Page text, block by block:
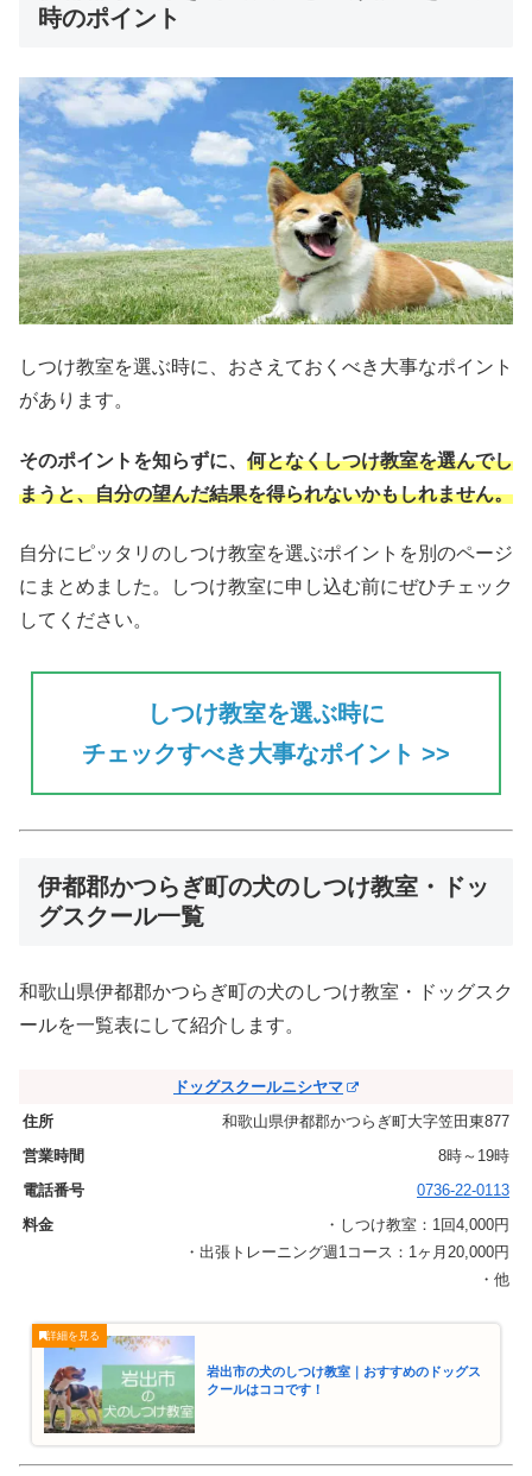
時のポイント
しつけ教室を選ぶ時に、おさえておくべき大事なポイント
があります。
そのポイントを知らずに、 何となくしつけ教室を選んでし
まうと、自分の望んだ結果を得られないかもしれません。
自分にピッタリのしつけ教室を選ぶポイントを別のページ
にまとめました。しつけ教室に申し込む前にぜひチェック
してください。
しつけ教室を選ぶ時に
チェックすべき大事なポイント >>
伊都郡かつらぎ町の犬のしつけ教室・ドッ
グスクール一覧
和歌山県伊都郡かつらぎ町の犬のしつけ教室・ドッグスク
ールを一覧表にして紹介します。
ドッグスクールニシヤマ
和歌山県伊都郡かつらぎ町大字笠田東877
8時～19時
0736-22-0113
・しつけ教室：1回4,000円
・出張トレーニング週1コース：1ヶ月20,000円
・他
岩出市の犬のしつけ教室｜おすすめのドッグス
クールはココです！